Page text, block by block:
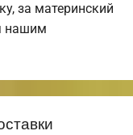
за материнский
нашим